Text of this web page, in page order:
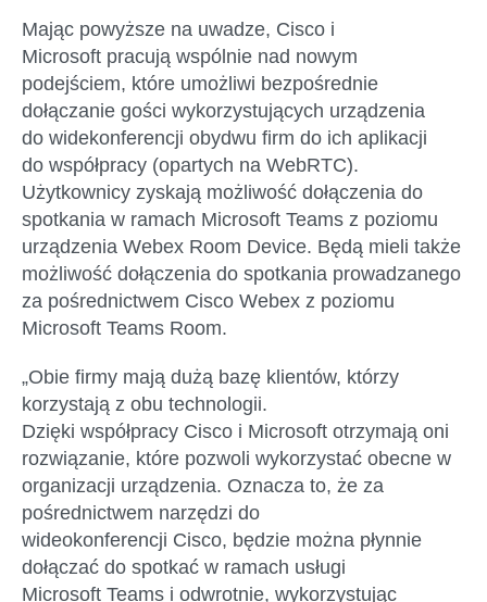
Mając powyższe na uwadze, Cisco i
Microsoft pracują wspólnie nad nowym
podejściem, które umożliwi bezpośrednie
dołączanie gości wykorzystujących urządzenia
do widekonferencji obydwu firm do ich aplikacji
do współpracy (opartych na WebRTC).
Użytkownicy zyskają możliwość dołączenia do
spotkania w ramach Microsoft Teams z poziomu
urządzenia Webex Room Device. Będą mieli także
możliwość dołączenia do spotkania prowadzanego
za pośrednictwem Cisco Webex z poziomu
Microsoft Teams Room.
„Obie firmy mają dużą bazę klientów, którzy
korzystają z obu technologii.
Dzięki współpracy Cisco i Microsoft otrzymają oni
rozwiązanie, które pozwoli wykorzystać obecne w
organizacji urządzenia. Oznacza to, że za
pośrednictwem narzędzi do
wideokonferencji Cisco, będzie można płynnie
dołączać do spotkać w ramach usługi
Microsoft Teams i odwrotnie, wykorzystując